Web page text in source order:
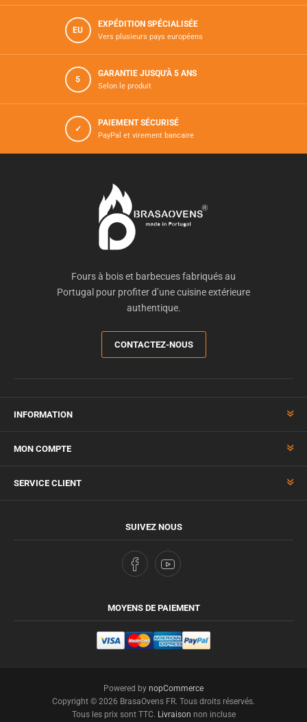
EU
EXPÉDITION SPÉCIALISÉE
Vers plusieurs pays européens
5
GARANTIE JUSQU'À 5 ANS
Selon le produit
✓
PAIEMENT SÉCURISÉ
PayPal et virement bancaire
Fours à bois et barbecues fabriqués au
Portugal pour profiter d’une cuisine extérieure
authentique.
CONTACTEZ-NOUS
INFORMATION
MON COMPTE
SERVICE CLIENT
SUIVEZ NOUS
MOYENS DE PAIEMENT
Powered by nopCommerce
Copyright © 2026 BrasaOvens FR. Tous droits réservés.
Tous les prix sont TTC. Livraison non incluse